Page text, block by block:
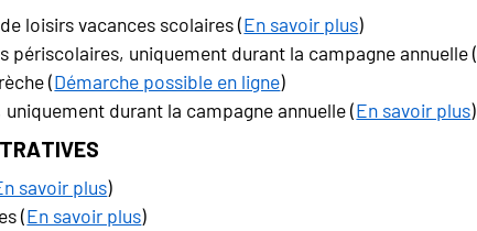
loisirs vacances scolaires (En savoir plus)
périscolaires, uniquement durant la campagne annuelle (
(Démarche possible en ligne)
durant la campagne annuelle (En savoir plus)
savoir plus)
(En savoir plus)